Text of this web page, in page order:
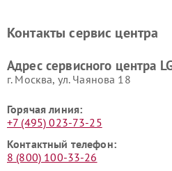
Ремонт морозильных камер
Контакты сервис центра
Адрес сервисного центра
г. Москва, ул. Чаянова 18
Горячая линия:
+7 (495) 023-73-25
Контактный телефон:
8 (800) 100-33-26